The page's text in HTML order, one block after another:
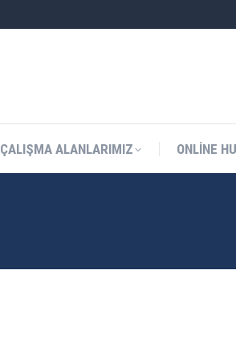
ÇALIŞMA ALANLARIMIZ ONLINE